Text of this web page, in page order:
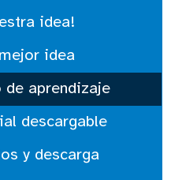
idea!
idea
de aprendizaje
descargable
y descarga